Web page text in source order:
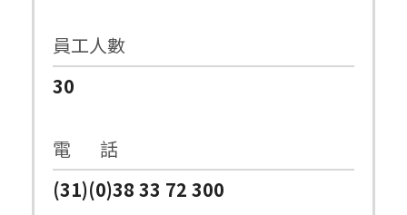
員工人數
30
電 話
(31)(0)38 33 72 300